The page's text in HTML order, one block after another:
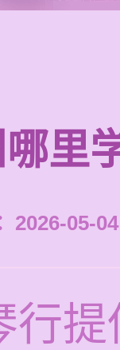
里
2026-05-
行